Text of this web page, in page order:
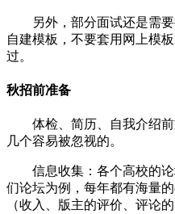
另外，部分面试还是需
自建模板，不要套用网上模
过。
秋招前准备
体检、简历、自我介绍
几个容易被忽视的。
信息收集：各个高校的
们论坛为例，每年都有海量
（收入、版主的评价、评论